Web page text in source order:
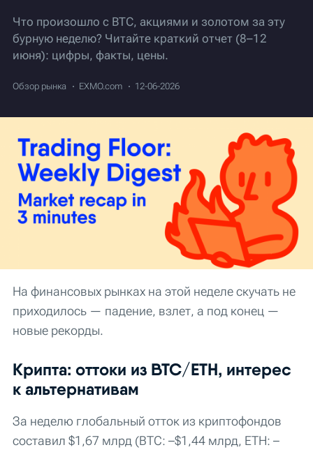
Что произошло с BTC, акциями и золотом за эту
бурную неделю? Читайте краткий отчет (8–12
июня): цифры, факты, цены.
Обзор рынка EXMO.com 12-06-2026
На финансовых рынках на этой неделе скучать не
приходилось — падение, взлет, а под конец —
новые рекорды.
Крипта: оттоки из BTC/ETH, интерес
к альтернативам
За неделю глобальный отток из криптофондов
составил $1,67 млрд (BTC: –$1,44 млрд, ETH: –